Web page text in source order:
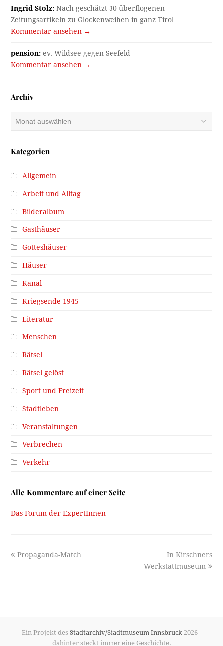
Ingrid Stolz: Nach geschätzt 30 überflogenen
Zeitungsartikeln zu Glockenweihen in ganz Tirol…
Kommentar ansehen →
pension: ev. Wildsee gegen Seefeld
Kommentar ansehen →
Archiv
Archiv
Kategorien
Allgemein
Arbeit und Alltag
Bilderalbum
Gasthäuser
Gotteshäuser
Häuser
Kanal
Kriegsende 1945
Literatur
Menschen
Rätsel
Rätsel gelöst
Sport und Freizeit
Stadtleben
Veranstaltungen
Verbrechen
Verkehr
Alle Kommentare auf einer Seite
Das Forum der ExpertInnen
previous
Propaganda-Match
next
post:
In Kirschners
Werkstattmuseum
Ein Projekt des Stadtarchiv/Stadtmuseum Innsbruck 2026 -
dahinter steckt immer eine Geschichte.